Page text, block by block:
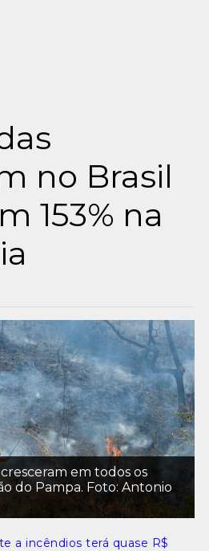
no Brasil
153% na
em todos os
do Pampa. Foto: Antonio
a incêndios terá quase R$